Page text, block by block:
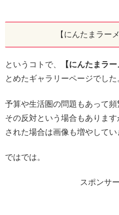
【にんたまラー
というコトで、 【にんたまラー
とめたギャラリーページでした
予算や生活圏の問題もあって
その反対という場合もありま
された場合は画像も増やしてい
ではでは。
スポンサ